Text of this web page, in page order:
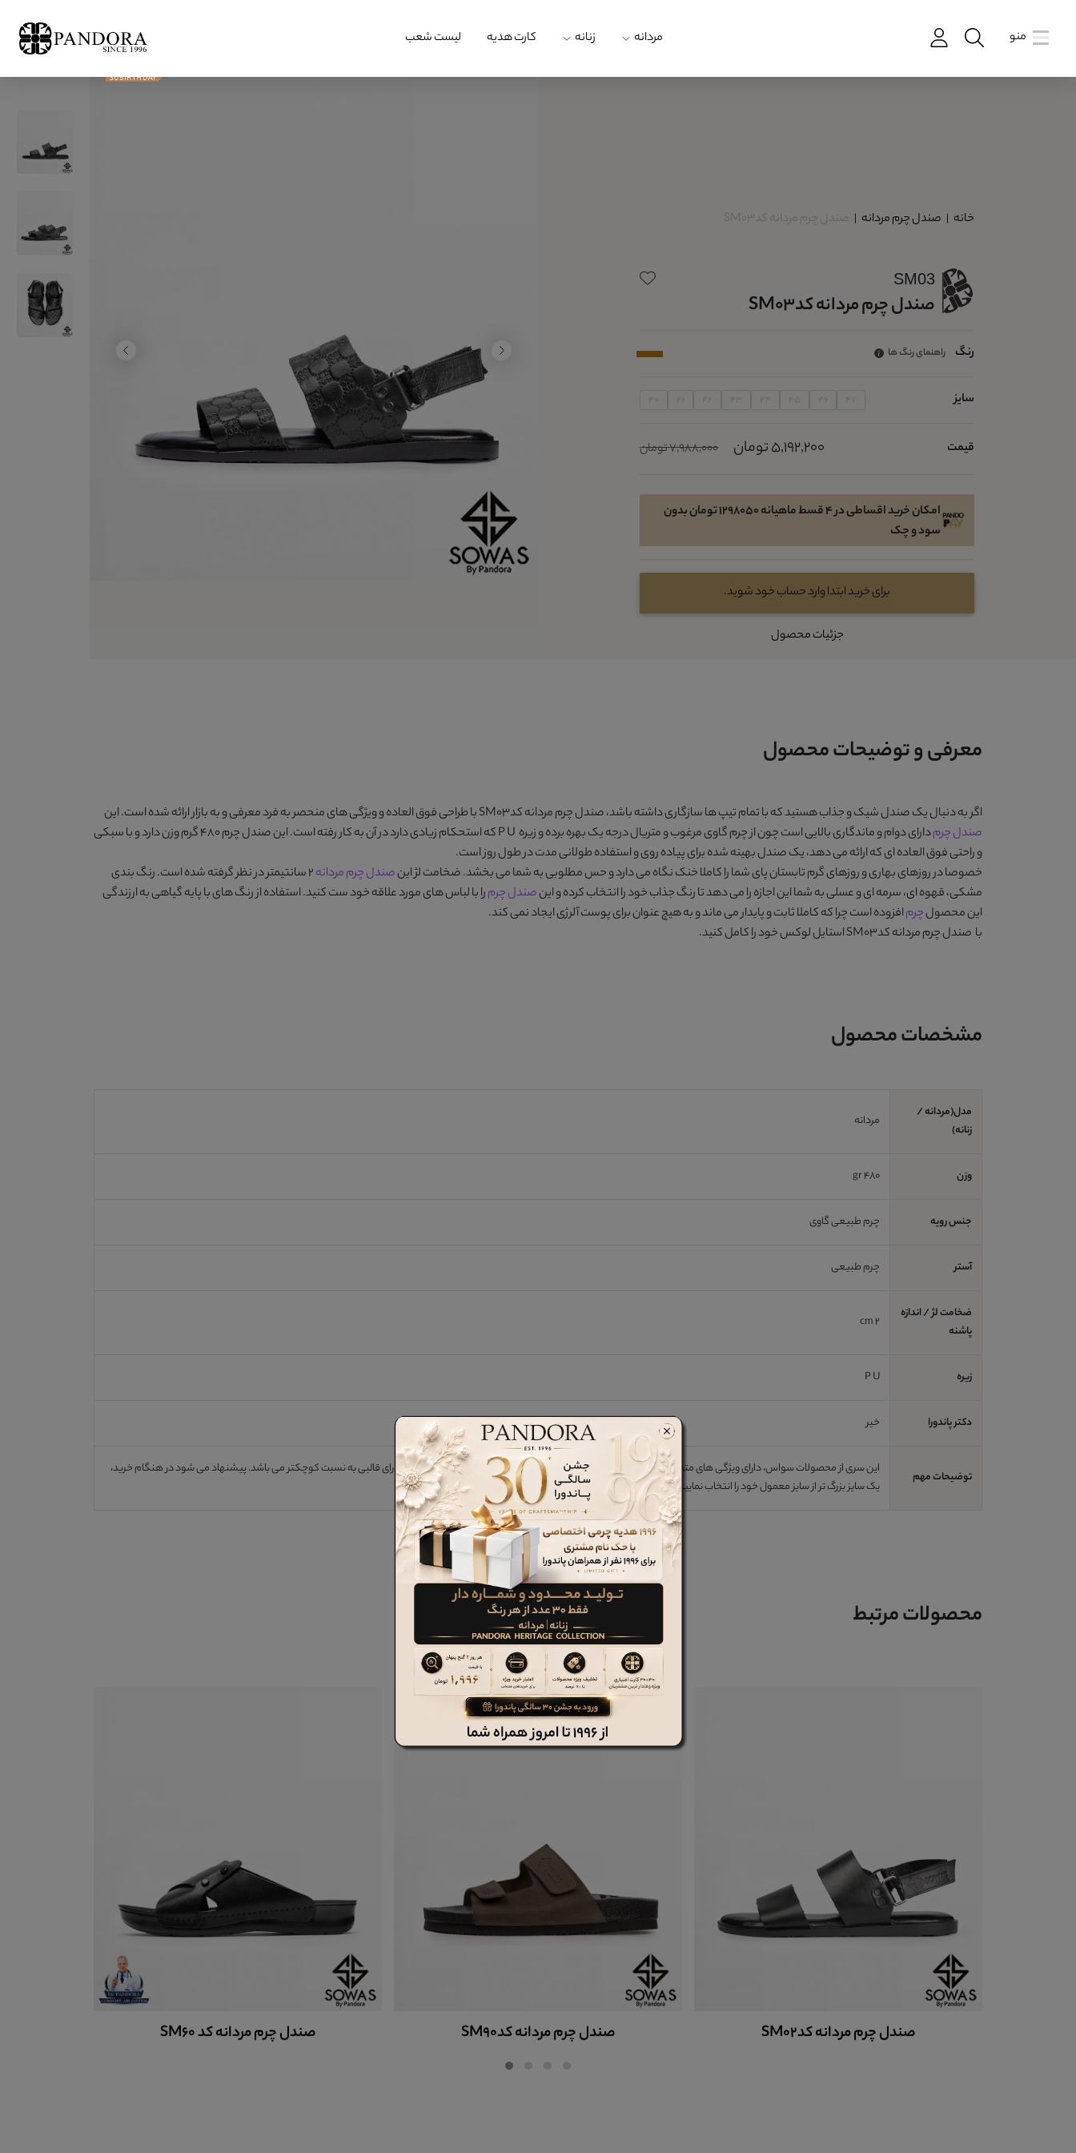
منو مردانه زنانه کارت هدیه لیست شعب
خانه | صندل چرم مردانه | صندل چرم مردانه کدSM03
SM03
صندل چرم مردانه کدSM03
رنگ راهنمای رنگ ها
سایز
قیمت 5,192,200 تومان 7,988,000 تومان
امکان خرید اقساطی در 4 قسط ماهیانه 1298050 تومان بدون
سود و چک
برای خرید ابتدا وارد حساب خود شوید.
جزئیات محصول
معرفی و توضیحات محصول
اگر به دنبال یک صندل شیک و جذاب هستید که با تمام تیپ ها سازگاری داشته باشد،صندل چرم مردانه کدSM03
با طراحی فوق العاده و ویژگی های منحصر به فرد معرفی و به بازار ارائه شده است. این
صندل چرم
دارای دوام و ماندگاری بالایی است چون از چرم گاوی مرغوب و متریال درجه یک بهره برده و زیره P U که استحکام زیادی دارد در آن به کار رفته است. این صندل چرم 480 گرم وزن دارد و با سبکی
و راحتی فوق العاده ای که ارائه می دهد، یک صندل بهینه شده برای پیاده روی و استفاده طولانی مدت در طول روز است.
خصوصا در روزهای بهاری و روزهای گرم تابستان پای شما را کاملا خنک نگاه می دارد و حس مطلوبی به شما می بخشد. ضخامت لژ اینصندل چرم مردانه
مشکی، قهوه ای، سرمه ای و عسلیبه شما این اجازه را می دهد تا رنگ جذاب خود را انتخاب کرده و اینصندل چرمرا با لباس های مورد علاقه خود ست کنید. استفاده از رنگ های با پایه گیاهی به ارزندگی
این محصولچرمافزوده است چرا که کاملا ثابت و پایدار می ماند و به هیچ عنوان برای پوست آلرژی ایجاد نمی کند.
با صندل چرم مردانه کدSM03 استایل لوکس خود را کامل کنید.
مشخصات محصول
مدل(مردانه /
زنانه)
مردانه
وزن 480 gr
جنس رویه چرم طبیعی گاوی
آستر چرم طبیعی
ضخامت لژ / اندازه
پاشنه
2 cm
زیره P U
دکتر پاندورا خیر
توضیحات مهم
این سری از محصولات سواس، دارای ویژگی های متناسب با فصل بوده و جهت برقراری هارمونی کلی در رویه و زیره محصول، دارای قالبی به نسبت کوچکتر می باشد. پیشنهاد می شود در هنگام خرید،
یک سایز بزرگ تر از سایز معمول خود را انتخاب نمایید.
محصولات مرتبط